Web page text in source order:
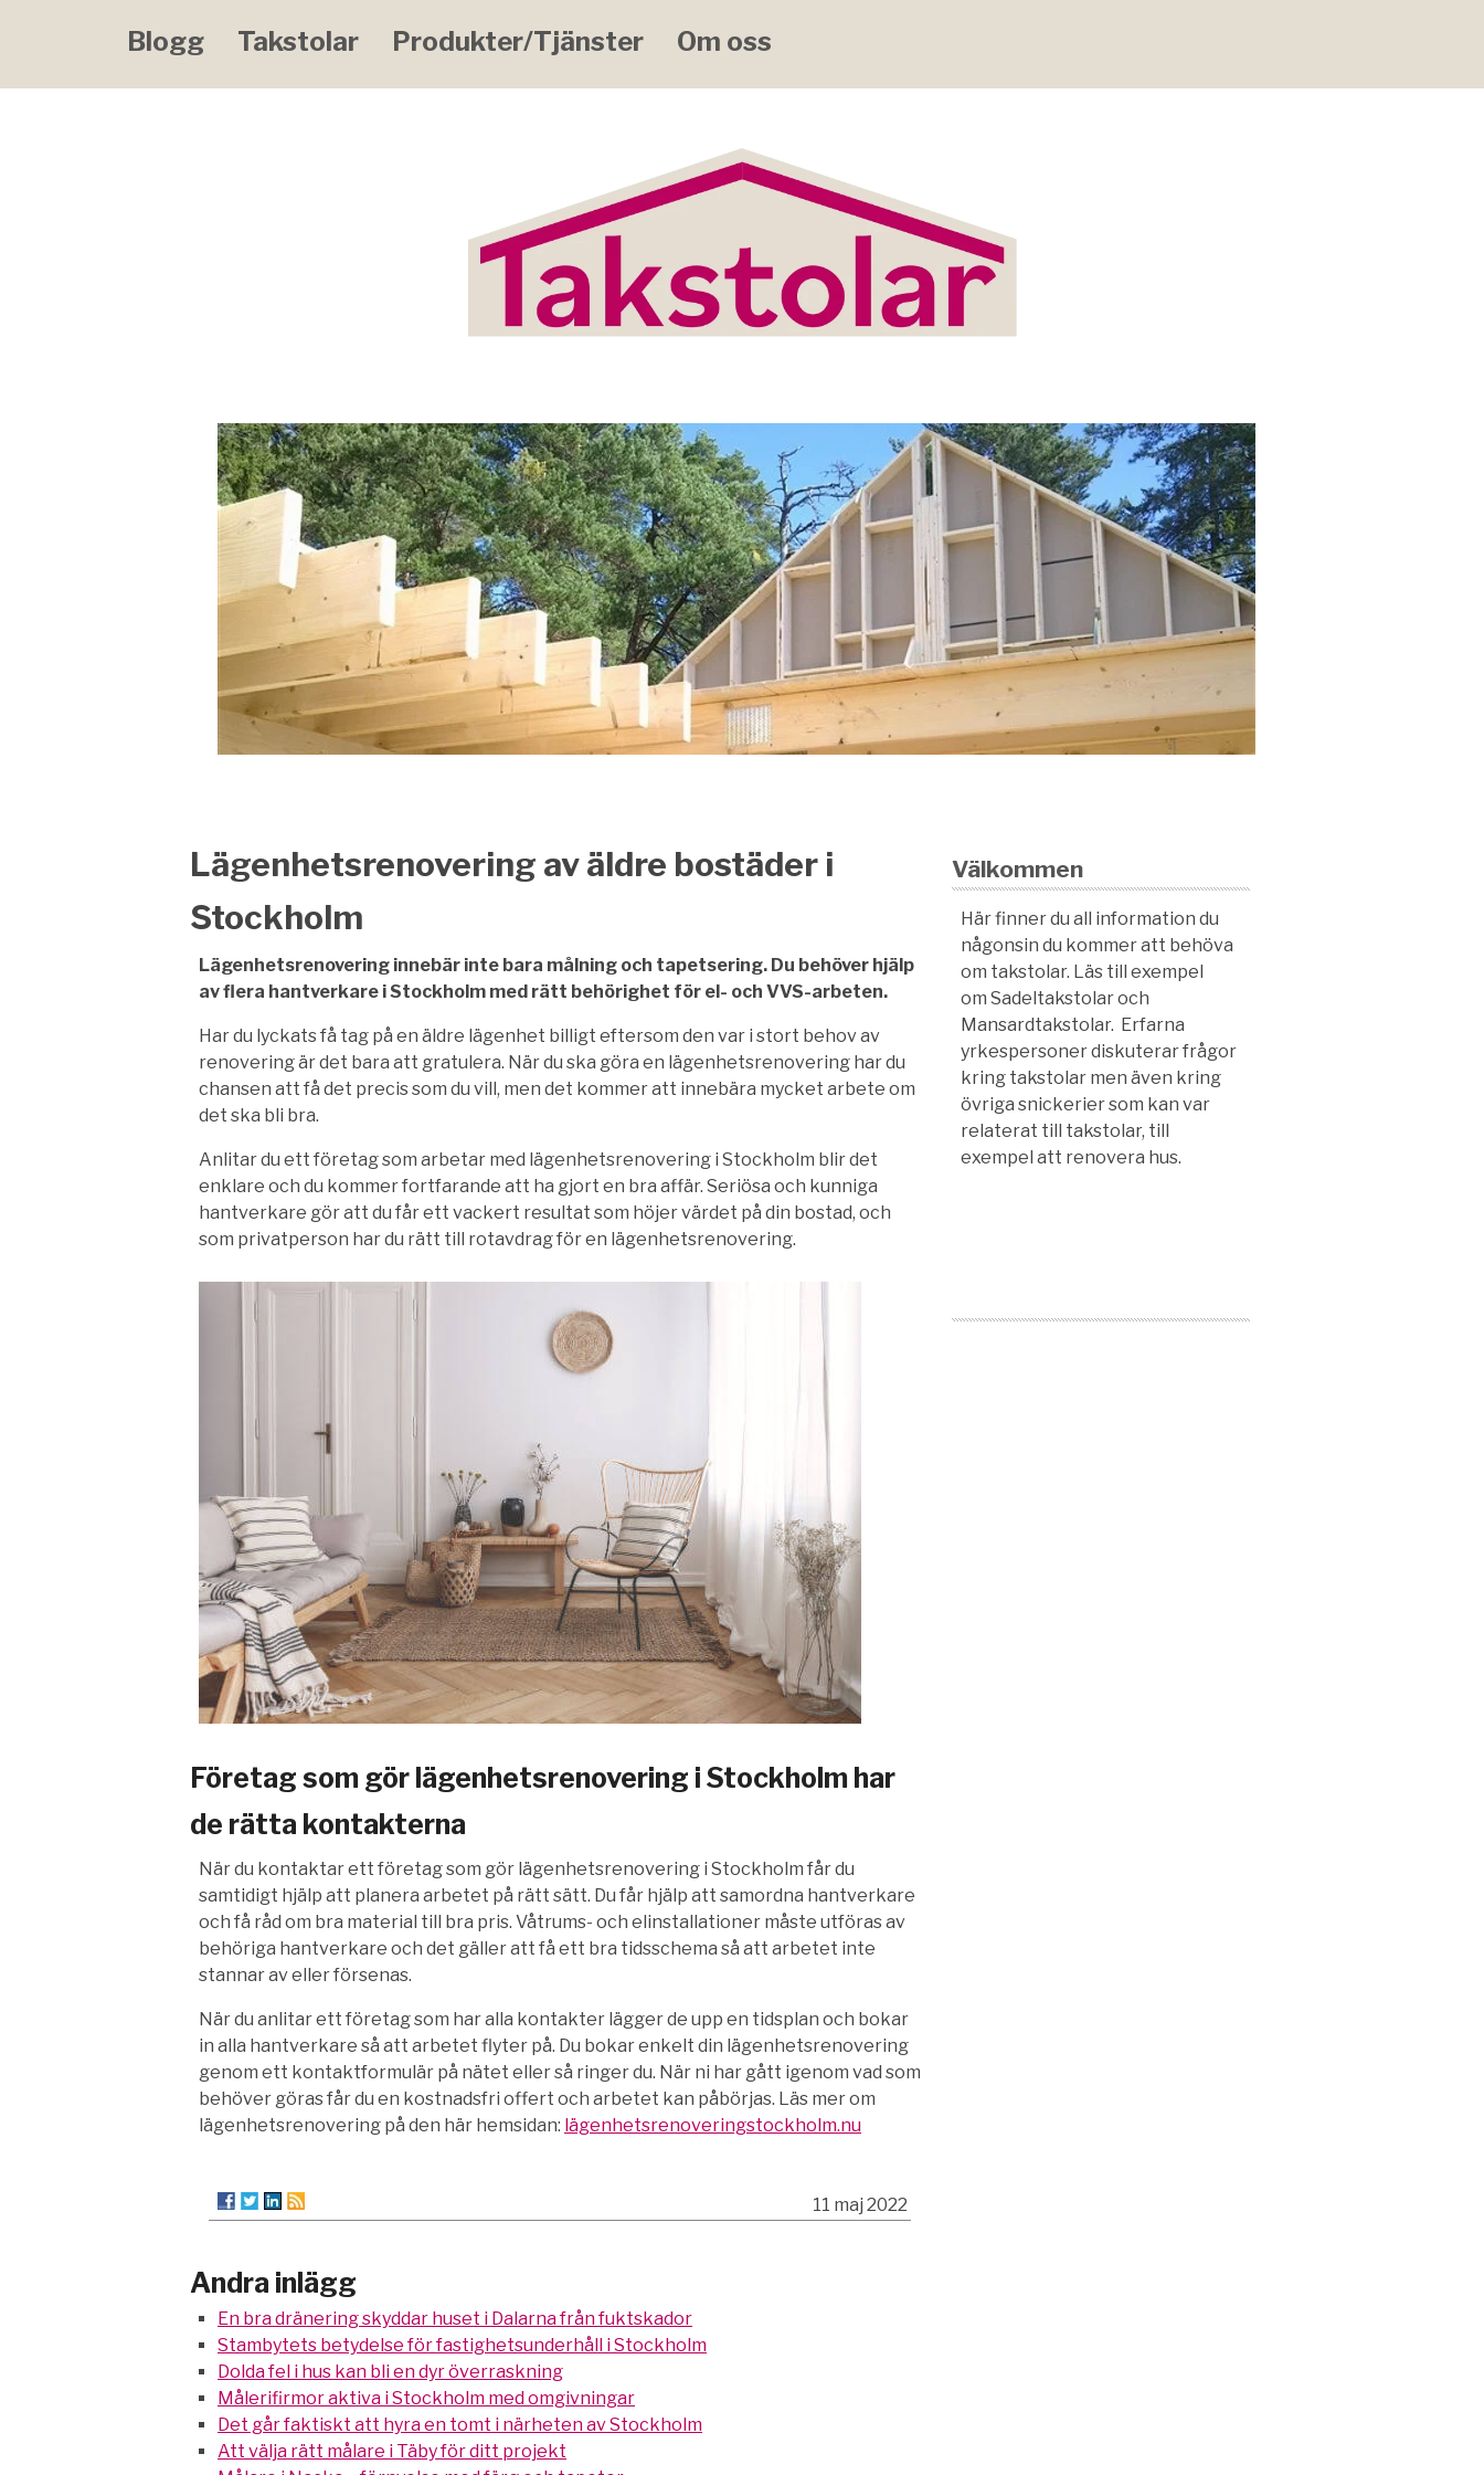
Blogg Takstolar Produkter/Tjänster Om oss
Lägenhetsrenovering av äldre bostäder i
Stockholm
Lägenhetsrenovering innebär inte bara målning och tapetsering. Du behöver hjälp
av flera hantverkare i Stockholm med rätt behörighet för el- och VVS-arbeten.
Har du lyckats få tag på en äldre lägenhet billigt eftersom den var i stort behov av
renovering är det bara att gratulera. När du ska göra en lägenhetsrenovering har du
chansen att få det precis som du vill, men det kommer att innebära mycket arbete om
det ska bli bra.
Anlitar du ett företag som arbetar med lägenhetsrenovering i Stockholm blir det
enklare och du kommer fortfarande att ha gjort en bra affär. Seriösa och kunniga
hantverkare gör att du får ett vackert resultat som höjer värdet på din bostad, och
som privatperson har du rätt till rotavdrag för en lägenhetsrenovering.
Företag som gör lägenhetsrenovering i Stockholm har
de rätta kontakterna
När du kontaktar ett företag som gör lägenhetsrenovering i Stockholm får du
samtidigt hjälp att planera arbetet på rätt sätt. Du får hjälp att samordna hantverkare
och få råd om bra material till bra pris. Våtrums- och elinstallationer måste utföras av
behöriga hantverkare och det gäller att få ett bra tidsschema så att arbetet inte
stannar av eller försenas.
När du anlitar ett företag som har alla kontakter lägger de upp en tidsplan och bokar
in alla hantverkare så att arbetet flyter på. Du bokar enkelt din lägenhetsrenovering
genom ett kontaktformulär på nätet eller så ringer du. När ni har gått igenom vad som
behöver göras får du en kostnadsfri offert och arbetet kan påbörjas. Läs mer om
lägenhetsrenovering på den här hemsidan: lägenhetsrenoveringstockholm.nu
11 maj 2022
Andra inlägg
En bra dränering skyddar huset i Dalarna från fuktskador
Stambytets betydelse för fastighetsunderhåll i Stockholm
Dolda fel i hus kan bli en dyr överraskning
Målerifirmor aktiva i Stockholm med omgivningar
Det går faktiskt att hyra en tomt i närheten av Stockholm
Att välja rätt målare i Täby för ditt projekt
Välkommen
Här finner du all information du
någonsin du kommer att behöva
om takstolar. Läs till exempel
om Sadeltakstolar och
Mansardtakstolar. Erfarna
yrkespersoner diskuterar frågor
kring takstolar men även kring
övriga snickerier som kan var
relaterat till takstolar, till
exempel att renovera hus.